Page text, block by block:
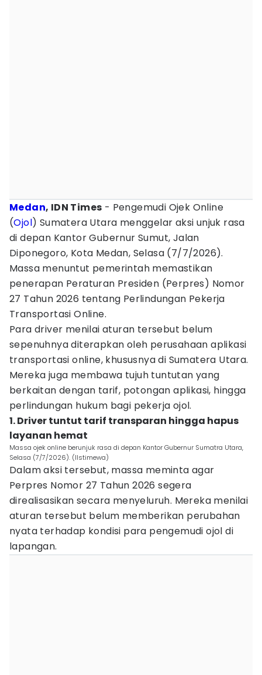
Medan, IDN Times - Pengemudi Ojek Online
(Ojol) Sumatera Utara menggelar aksi unjuk rasa
di depan Kantor Gubernur Sumut, Jalan
Diponegoro, Kota Medan, Selasa (7/7/2026).
Massa menuntut pemerintah memastikan
penerapan Peraturan Presiden (Perpres) Nomor
27 Tahun 2026 tentang Perlindungan Pekerja
Transportasi Online.
Para driver menilai aturan tersebut belum
sepenuhnya diterapkan oleh perusahaan aplikasi
transportasi online, khususnya di Sumatera Utara.
Mereka juga membawa tujuh tuntutan yang
berkaitan dengan tarif, potongan aplikasi, hingga
perlindungan hukum bagi pekerja ojol.
1. Driver tuntut tarif transparan hingga hapus
layanan hemat
Massa ojek online berunjuk rasa di depan Kantor Gubernur Sumatra Utara,
Selasa (7/7/2026). (IIstimewa)
Dalam aksi tersebut, massa meminta agar
Perpres Nomor 27 Tahun 2026 segera
direalisasikan secara menyeluruh. Mereka menilai
aturan tersebut belum memberikan perubahan
nyata terhadap kondisi para pengemudi ojol di
lapangan.